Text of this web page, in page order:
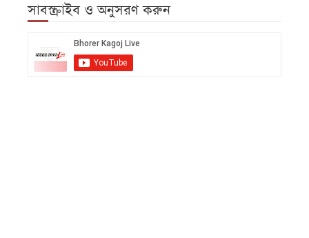
সাবস্ক্রাইব ও অনুসরণ করুন